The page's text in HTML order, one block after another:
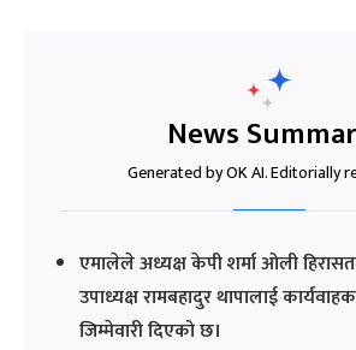
News
Generated by OK AI. Editorially
एमालेले अध्यक्ष केपी शर्मा ओली
उपाध्यक्ष रामबहादुर थापालाई
जिम्मेवारी दिएको छ।